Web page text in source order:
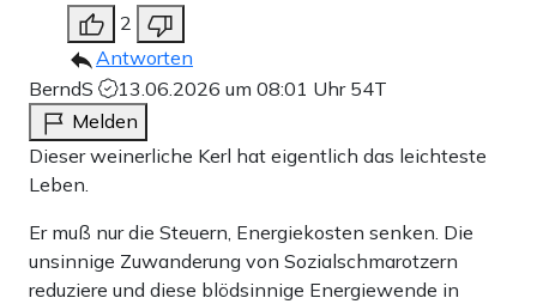
2
Antworten
BerndS
13.06.2026 um 08:01 Uhr 54T
Melden
Dieser weinerliche Kerl hat eigentlich das leichteste
Leben.
Er muß nur die Steuern, Energiekosten senken. Die
unsinnige Zuwanderung von Sozialschmarotzern
reduziere und diese blödsinnige Energiewende in